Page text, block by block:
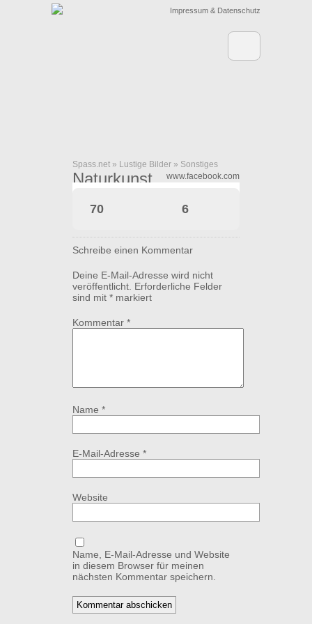
Impressum & Datenschutz
Spass.net » Lustige Bilder » Sonstiges
Naturkunst www.facebook.com
70 6
Schreibe einen Kommentar
Deine E-Mail-Adresse wird nicht
veröffentlicht. Erforderliche Felder
sind mit * markiert
Kommentar *
Name *
E-Mail-Adresse *
Website
Name, E-Mail-Adresse und Website
in diesem Browser für meinen
nächsten Kommentar speichern.